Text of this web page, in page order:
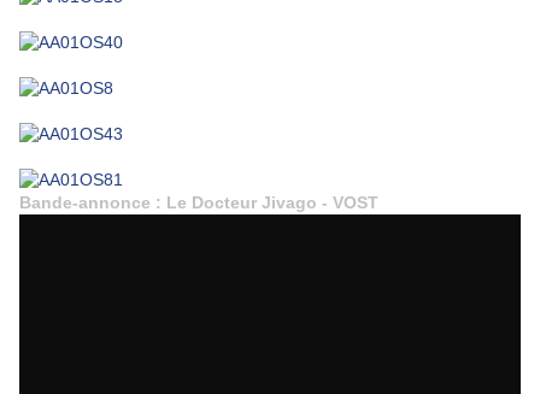
Bande-annonce : Le Docteur Jivago - VOST